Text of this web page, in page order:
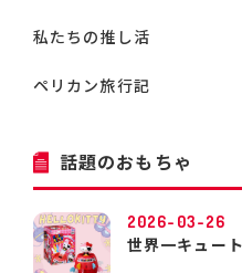
私たちの推し活
ペリカン旅行記
話題のおもちゃ
2026-03-26
世界一キュー